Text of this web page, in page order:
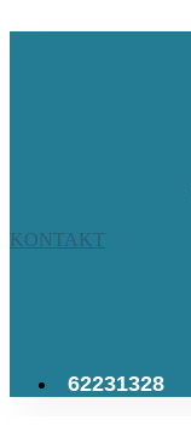
KONTAKT
62231328